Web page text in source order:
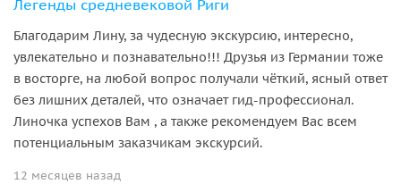
Легенды средневековой Риги
Благодарим Лину, за чудесную экскурсию, интересно,
увлекательно и познавательно!!! Друзья из Германии тоже
в восторге, на любой вопрос получали чёткий, ясный ответ
без лишних деталей, что означает гид-профессионал.
Линочка успехов Вам , а также рекомендуем Вас всем
потенциальным заказчикам экскурсий.
12 месяцев назад